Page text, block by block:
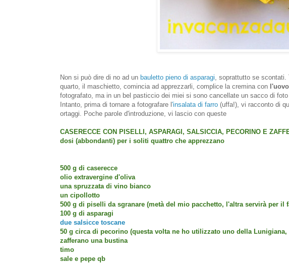
Non si può dire di no ad un bauletto pieno di asparagi , soprattutto se
quarto, il maschietto, comincia ad apprezzarli, complice la cremina con
fotografato, ma in un bel pasticcio dei miei si sono cancellate un sacco di
Intanto, prima di tornare a fotografare l'insalata di farro (uffa!), vi racconto di
ortaggi. Poche parole d'introduzione, vi lascio con queste
CASERECCE CON PISELLI, ASPARAGI, SALSICCIA, PECORINO E
dosi (abbondanti) per i soliti quattro che apprezzano
500 g di caserecce
olio extravergine d'oliva
una spruzzata di vino bianco
un cipollotto
500 g di piselli da sgranare (metà del mio pacchetto, l'altra servirà per il
100 g di asparagi
due salsicce toscane
50 g circa di pecorino (questa volta ne ho utilizzato uno della Lunigiana,
zafferano una bustina
timo
sale e pepe qb